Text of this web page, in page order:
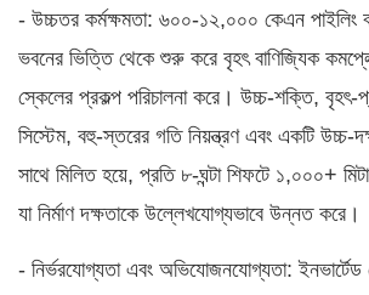
- উচ্চতর কর্মক্ষমতা: ৬০০-১২,০০০ কেএন পাইলিং
ভবনের ভিত্তি থেকে শুরু করে বৃহৎ বাণিজ্যিক
স্কেলের প্রকল্প পরিচালনা করে। উচ্চ-শক্তি, বৃহৎ-
সিস্টেম, বহু-স্তরের গতি নিয়ন্ত্রণ এবং একটি উচ্চ-
সাথে মিলিত হয়ে, প্রতি ৮-ঘন্টা শিফটে ১,০০০+
যা নির্মাণ দক্ষতাকে উল্লেখযোগ্যভাবে উন্নত করে।
- নির্ভরযোগ্যতা এবং অভিযোজনযোগ্যতা: ইনভার্টেড